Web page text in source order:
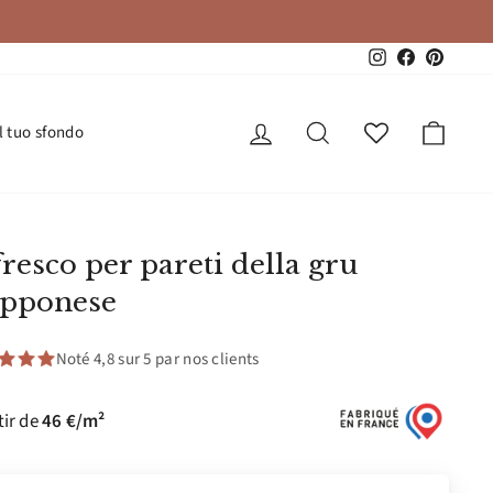
Instagram
Facebook
tuo sfondo Accedi Cerca
per pareti della gru
Noté 4,8 sur 5 par nos clients
de46 €/m²